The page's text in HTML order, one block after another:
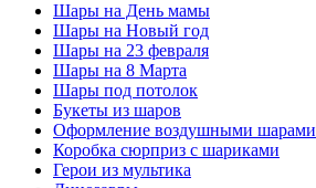
Шары на День мамы
Шары на Новый год
Шары на 23 февраля
Шары на 8 Марта
Шары под потолок
Букеты из шаров
Оформление воздушными шарами
Коробка сюрприз с шариками
Герои из мультика